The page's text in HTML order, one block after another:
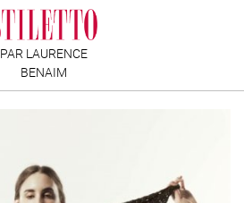
PAR LAURENCE
BENAIM